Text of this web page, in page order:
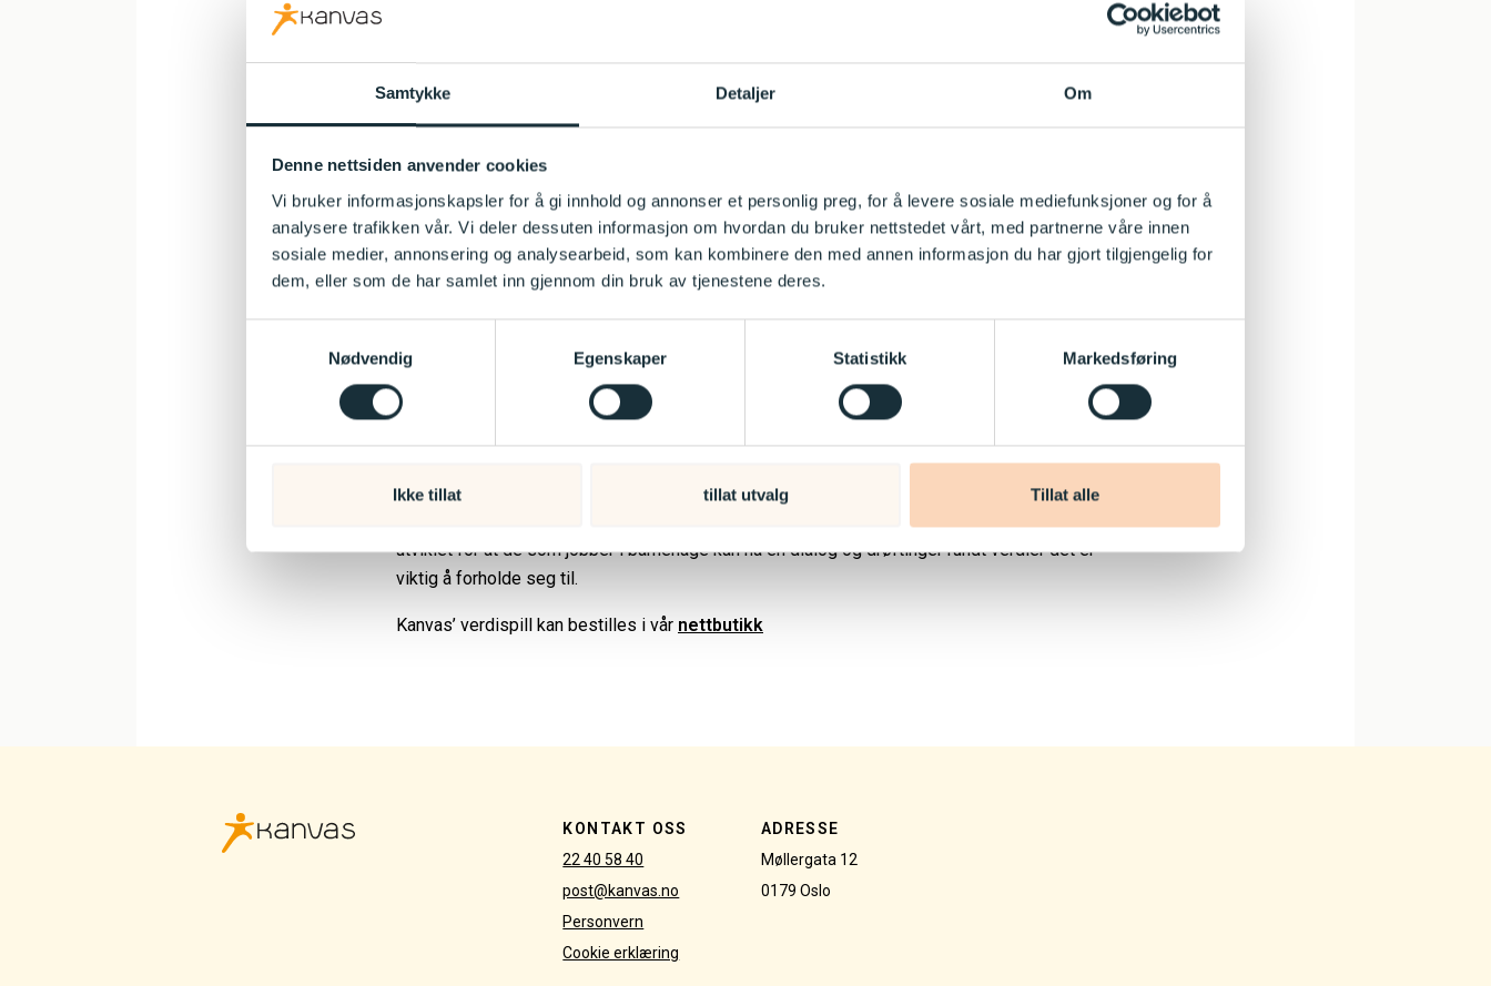
Samtykke Detaljer Om
Denne nettsiden anvender cookies
Vi bruker informasjonskapsler for å gi innhold og annonser et personlig preg, for å levere sosiale mediefunksjoner og for å
analysere trafikken vår. Vi deler dessuten informasjon om hvordan du bruker nettstedet vårt, med partnerne våre innen
sosiale medier, annonsering og analysearbeid, som kan kombinere den med annen informasjon du har gjort tilgjengelig for
dem, eller som de har samlet inn gjennom din bruk av tjenestene deres.
Nødvendig
Egenskaper Statistikk Markedsføring
Ikke tillat tillat utvalg Tillat alle
delvis enig med påstanden på kortet. Du begrunner ditt standpunkt og legger kortet ned på
Slik fortsetter runden til alle synspunkter er hørt. Et alternativ er å ha en åpen runde med
spørsmål til hverandre. Dersom man velger dette er det viktig at spill leder.
Verdispillet inneholder:
10 Barnekort – åpne spørsmål til samtale med barn
3 Standpunktkort – enig, uenig, delvis enig
Tematikk er hentet fra innholdet i ”Rammeplan for barnehager”. Påstander og spørsmål tar
vennskap og nærvær, og fungerer som inspirasjonskilde til debatt og samtale i små eller
større grupper av ulik sammensetning i barnehagen. Det følger med en egen
brukerveiledning på hvordan bruke spillet med både barn og voksne. Kanvas verdispill er
utviklet for at de som jobber i barnehage kan ha en dialog og drøftinger rundt verdier det er
viktig å forholde seg til.
Kanvas’ verdispill kan bestilles i vår nettbutikk
Kanvas
logo
KONTAKT OSS
22 40 58 40
post@kanvas.no
Personvern
Cookie erklæring
ADRESSE
Møllergata 12
0179 Oslo